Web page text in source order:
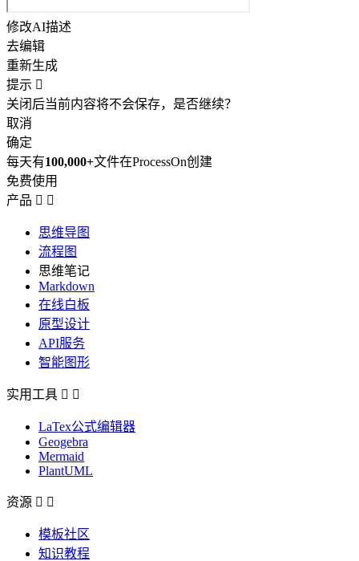
修改AI描述
去编辑
重新生成
提示 
关闭后当前内容将不会保存，是否继续？
取消
确定
每天有100,000+文件在ProcessOn创建
免费使用
产品  
思维导图
流程图
思维笔记
Markdown
在线白板
原型设计
API服务
智能图形
实用工具  
LaTex公式编辑器
Geogebra
Mermaid
PlantUML
资源  
模板社区
知识教程